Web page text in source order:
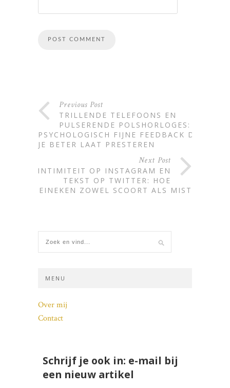
Previous Post
TRILLENDE TELEFOONS EN
PULSERENDE POLSHORLOGES:
PSYCHOLOGISCH FIJNE FEEDBACK DIE
JE BETER LAAT PRESTEREN
Next Post
INTIMITEIT OP INSTAGRAM EN
TEKST OP TWITTER: HOE
HEINEKEN ZOWEL SCOORT ALS MIST
MENU
Over mij
Contact
Schrijf je ook in: e-mail bij
een nieuw artikel